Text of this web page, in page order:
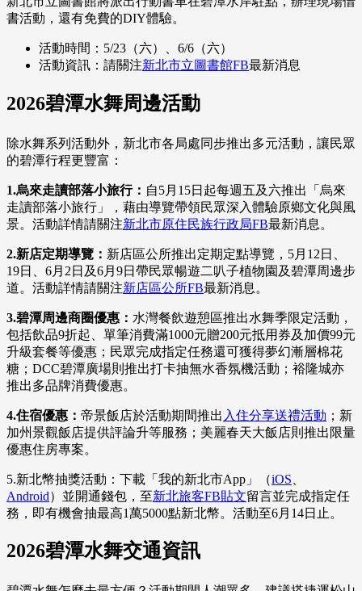
書活動，還有免費的DIY體驗。
活動時間：5/23（六）、6/6（六）
活動資訊：請關注新北市立圖書館FB最新消息
2026碧潭水舞周邊活動
除水舞系列活動外，新北市各局處同步推出多元活動，讓民眾
的碧潭行程更豐富：
1.烏來走讀部落小旅行： 自5月15日起每週五及六推出「烏來
走讀部落小旅行」，藉由導覽帶領民眾深入體驗原鄉文化與風
景。活動詳情請關注新北市原住民族行政局FB最新消息。
2.新店定期導覽： 新店區公所推出定期定點導覽，5月12日、
19日、6月2日及6月9日帶民眾暢遊二叭子植物園及碧潭周邊步
道。活動詳情請關注新店區公所FB最新消息。
3.碧潭周邊商圈優惠： 水灣餐飲遊憩區推出水舞季限定活動，
包括飲品9折起、單筆消費滿1000元贈200元抵用券及加價99元
升級套餐等優惠；民眾完成指定任務還可獲得夢幻漸層棉花
糖；DCC碧潭廣場則推出打卡抽無水香氛機活動；裕隆城亦
推出多品牌消費優惠。
4.住宿優惠： 帝景飯店於活動期間推出 入住分享送禮活動 ；新
加州景觀飯店提供評論升等服務；美麗春天大飯店則推出限量
優惠住房專案。
5.新北幣抽獎活動：下載「我的新北市App」（iOS
Android）並開通錢包，至新北旅客FB貼文留言並完成指定任
務，即有機會抽最高1萬5000點新北幣。活動至6月14日止。
2026碧潭水舞交通資訊